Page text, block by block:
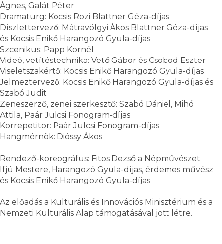
Ágnes, Galát Péter
Dramaturg: Kocsis Rozi Blattner Géza-díjas
Díszlettervező: Mátravölgyi Ákos Blattner Géza-díjas
és Kocsis Enikő Harangozó Gyula-díjas
Szcenikus: Papp Kornél
Videó, vetítéstechnika: Vető Gábor és Csobod Eszter
Viseletszakértő: Kocsis Enikő Harangozó Gyula-díjas
Jelmeztervező: Kocsis Enikő Harangozó Gyula-díjas és
Szabó Judit
Zeneszerző, zenei szerkesztő: Szabó Dániel, Mihó
Attila, Paár Julcsi Fonogram-díjas
Korrepetitor: Paár Julcsi Fonogram-díjas
Hangmérnök: Dióssy Ákos
Rendező-koreográfus: Fitos Dezső a Népművészet
Ifjú Mestere, Harangozó Gyula-díjas, érdemes művész
és Kocsis Enikő Harangozó Gyula-díjas
Az előadás a Kulturális és Innovációs Minisztérium és a
Nemzeti Kulturális Alap támogatásával jött létre.